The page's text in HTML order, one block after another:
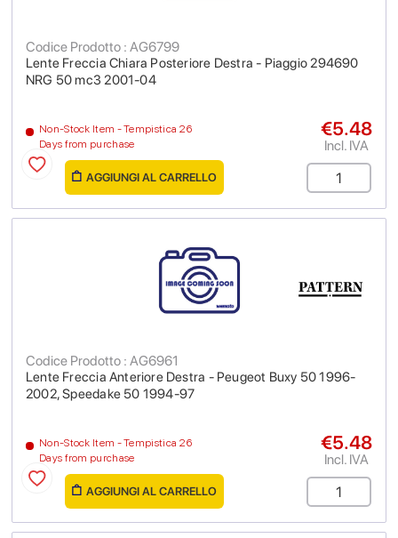
Lente Freccia Chiara Posteriore Destra - Piaggio 294690
NRG 50 mc3 2001-04
Codice Prodotto : AG6799
Non-Stock Item - Tempistica 26
Days from purchase
€5.48
Incl. IVA
AGGIUNGI AL CARRELLO
Lente Freccia Anteriore Destra - Peugeot Buxy 50 1996-
2002, Speedake 50 1994-97
Codice Prodotto : AG6961
Non-Stock Item - Tempistica 26
Days from purchase
€5.48
Incl. IVA
AGGIUNGI AL CARRELLO